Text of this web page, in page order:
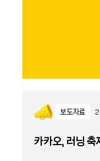
보도자료
카카오, 러닝